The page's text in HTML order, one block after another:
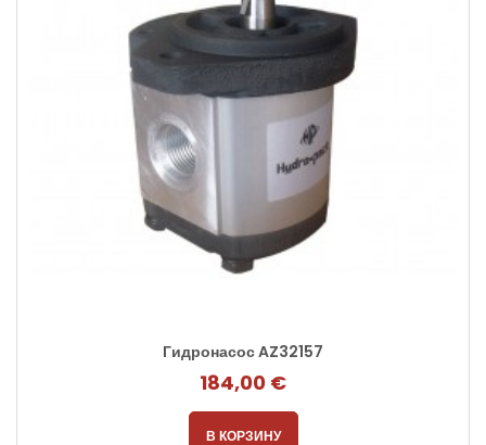
Гидронасос AZ32157
184,00 €
В КОРЗИНУ